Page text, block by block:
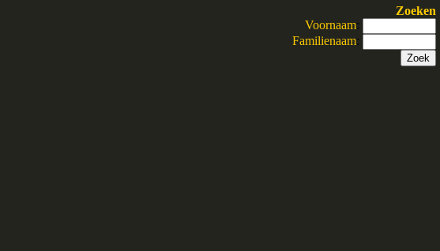
Zoeken
Voornaam:
Familienaam: